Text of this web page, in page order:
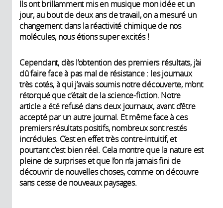
Ils ont brillamment mis en musique mon idée et un
jour, au bout de deux ans de travail, on a mesuré un
changement dans la réactivité chimique de nos
molécules, nous étions super excités !
Cependant, dès l’obtention des premiers résultats, j’ai
dû faire face à pas mal de résistance : les journaux
très cotés, à qui j’avais soumis notre découverte, m’ont
rétorqué que c’était de la science-fiction. Notre
article a été refusé dans deux journaux, avant d’être
accepté par un autre journal. Et même face à ces
premiers résultats positifs, nombreux sont restés
incrédules. C’est en effet très contre-intuitif, et
pourtant c’est bien réel. Cela montre que la nature est
pleine de surprises et que l’on n’a jamais fini de
découvrir de nouvelles choses, comme on découvre
sans cesse de nouveaux paysages.